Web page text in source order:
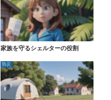
家族を守るシェルターの役割
防災